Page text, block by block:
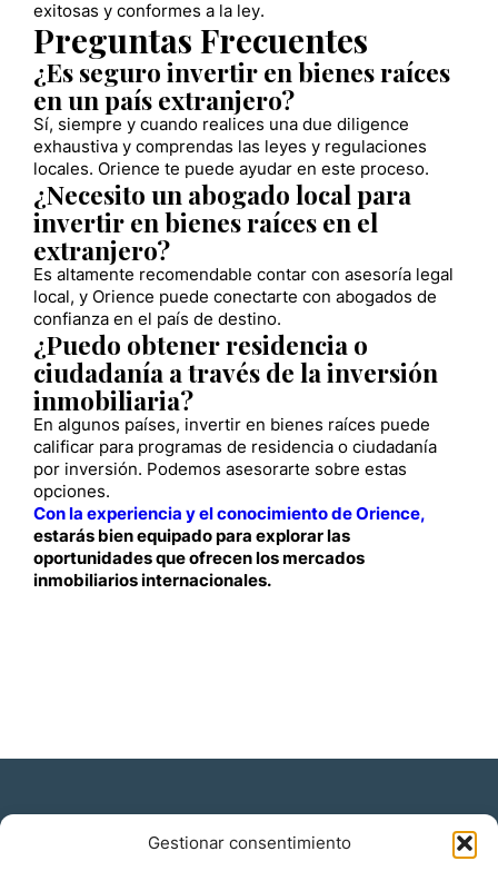
Gestionar consentimiento
exitosas y conformes a la ley.
Preguntas Frecuentes
¿Es seguro invertir en bienes raíces
en un país extranjero?
Sí, siempre y cuando realices una due diligence
exhaustiva y comprendas las leyes y regulaciones
locales. Orience te puede ayudar en este proceso.
¿Necesito un abogado local para
invertir en bienes raíces en el
extranjero?
Es altamente recomendable contar con asesoría legal
local, y Orience puede conectarte con abogados de
confianza en el país de destino.
¿Puedo obtener residencia o
ciudadanía a través de la inversión
inmobiliaria?
En algunos países, invertir en bienes raíces puede
calificar para programas de residencia o ciudadanía
por inversión. Podemos asesorarte sobre estas
opciones.
Con la experiencia y el conocimiento de Orience,
estarás bien equipado para explorar las
oportunidades que ofrecen los mercados
inmobiliarios internacionales.